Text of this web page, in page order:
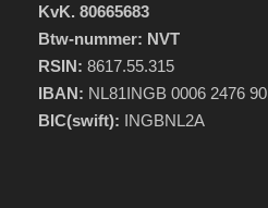
KvK. 80665683
Btw-nummer: NVT
RSIN: 8617.55.315
IBAN: NL81INGB 0006 2476 90
BIC(swift): INGBNL2A